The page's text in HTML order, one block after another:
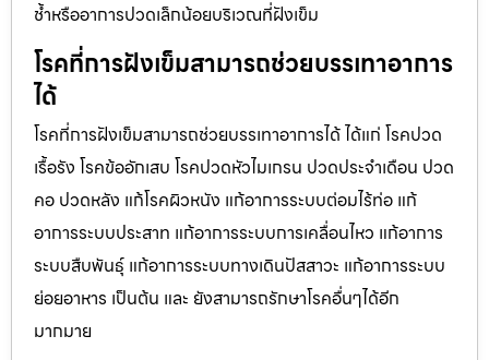
ช้ำหรืออาการปวดเล็กน้อยบริเวณที่ฝังเข็ม
โรคที่การฝังเข็มสามารถช่วยบรรเทาอาการ
ได้
โรคที่การฝังเข็มสามารถช่วยบรรเทาอาการได้ ได้แก่ โรคปวด
เรื้อรัง โรคข้ออักเสบ โรคปวดหัวไมเกรน ปวดประจําเดือน ปวด
คอ ปวดหลัง แก้โรคผิวหนัง แก้อาการระบบต่อมไร้ท่อ แก้
อาการระบบประสาท แก้อาการระบบการเคลื่อนไหว แก้อาการ
ระบบสืบพันธุ์ แก้อาการระบบทางเดินปัสสาวะ แก้อาการระบบ
ย่อยอาหาร เป็นต้น และ ยังสามารถรักษาโรคอื่นๆได้อีก
มากมาย